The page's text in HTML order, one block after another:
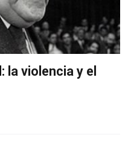
la violencia y el